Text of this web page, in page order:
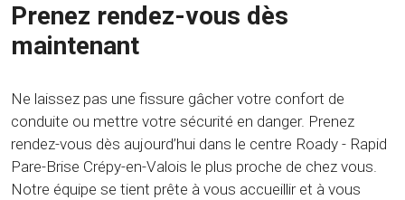
Prenez rendez-vous dès
maintenant
Ne laissez pas une fissure gâcher votre confort de
conduite ou mettre votre sécurité en danger. Prenez
rendez-vous dès aujourd’hui dans le centre Roady - Rapid
Pare-Brise Crépy-en-Valois le plus proche de chez vous.
Notre équipe se tient prête à vous accueillir et à vous